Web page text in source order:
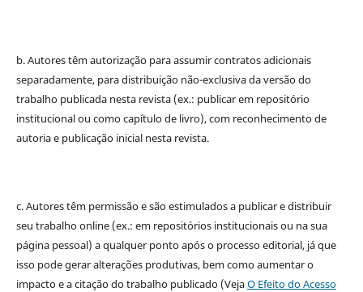
b. Autores têm autorização para assumir contratos adicionais
separadamente, para distribuição não-exclusiva da versão do
trabalho publicada nesta revista (ex.: publicar em repositório
institucional ou como capítulo de livro), com reconhecimento de
autoria e publicação inicial nesta revista.
c. Autores têm permissão e são estimulados a publicar e distribuir
seu trabalho online (ex.: em repositórios institucionais ou na sua
página pessoal) a qualquer ponto após o processo editorial, já que
isso pode gerar alterações produtivas, bem como aumentar o
impacto e a citação do trabalho publicado (VejaO Efeito do Acesso